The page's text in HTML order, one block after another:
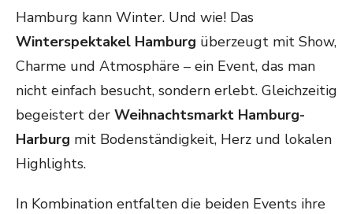
Hamburg kann Winter. Und wie! Das
Winterspektakel Hamburg überzeugt mit Show,
Charme und Atmosphäre – ein Event, das man
nicht einfach besucht, sondern erlebt. Gleichzeitig
begeistert der Weihnachtsmarkt Hamburg-
Harburg mit Bodenständigkeit, Herz und lokalen
Highlights.
In Kombination entfalten die beiden Events ihre